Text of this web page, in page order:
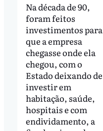
Na década de 90,
foram feitos
investimentos para
que a empresa
chegasse onde ela
chegou, com o
Estado deixando de
investir em
habitação, saúde,
hospitais e com
endividamento, a